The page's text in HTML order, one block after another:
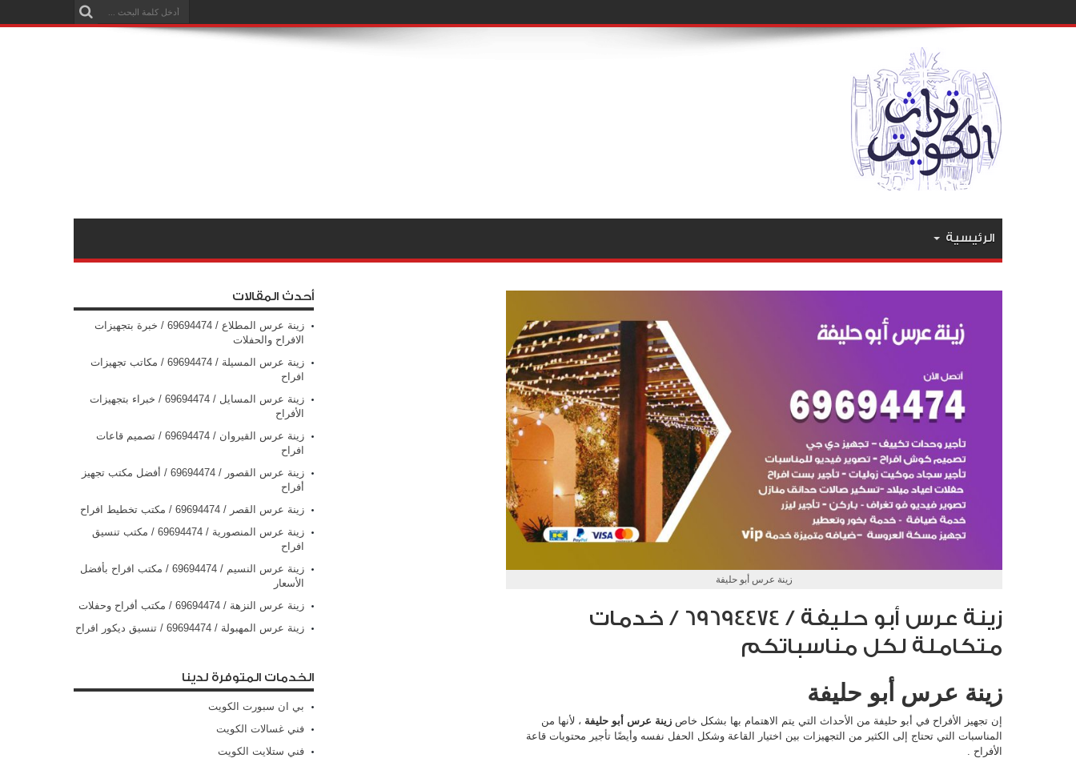
الرئيسية
زينة عرس أبو حليفة
زينة عرس أبو حليفة / 69694474 / خدمات
متكاملة لكل مناسباتكم
زينة عرس أبو حليفة
إن تجهيز الأفراح في أبو حليفة من الأحداث التي يتم الاهتمام بها بشكل خاص زينة عرس أبو حليفة ، لأنها من
المناسبات التي تحتاج إلى الكثير من التجهيزات بين اختيار القاعة وشكل الحفل نفسه وأيضًا تأجير محتويات قاعة
الأفراح .
أحدث المقالات
زينة عرس المطلاع / 69694474 / خبرة بتجهيزات
الافراح والحفلات
زينة عرس المسيلة / 69694474 / مكاتب تجهيزات
افراح
زينة عرس المسايل / 69694474 / خبراء بتجهيزات
الأفراح
زينة عرس القيروان / 69694474 / تصميم قاعات
افراح
زينة عرس القصور / 69694474 / أفضل مكتب تجهيز
أفراح
زينة عرس القصر / 69694474 / مكتب تخطيط افراح
زينة عرس المنصورية / 69694474 / مكتب تنسيق
افراح
زينة عرس النسيم / 69694474 / مكتب افراح بأفضل
الأسعار
زينة عرس النزهة / 69694474 / مكتب أفراح وحفلات
زينة عرس المهبولة / 69694474 / تنسيق ديكور افراح
الخدمات المتوفرة لدينا
بي ان سبورت الكويت
فني غسالات الكويت
فني ستلايت الكويت